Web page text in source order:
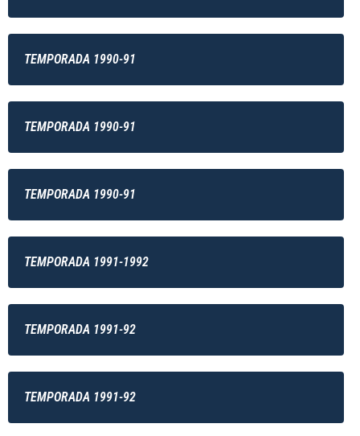
TEMPORADA 1990-91
TEMPORADA 1990-91
TEMPORADA 1990-91
TEMPORADA 1991-1992
TEMPORADA 1991-92
TEMPORADA 1991-92